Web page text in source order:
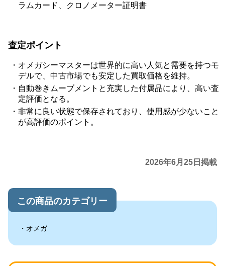
ラムカード、クロノメーター証明書
査定ポイント
オメガシーマスターは世界的に高い人気と需要を持つモ
デルで、中古市場でも安定した買取価格を維持。
自動巻きムーブメントと充実した付属品により、高い査
定評価となる。
非常に良い状態で保存されており、使用感が少ないこと
が高評価のポイント。
2026年6月25日掲載
この商品のカテゴリー
オメガ